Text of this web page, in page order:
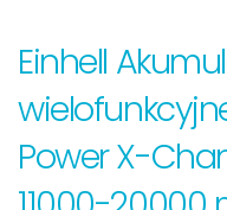
Einhell
Power X-